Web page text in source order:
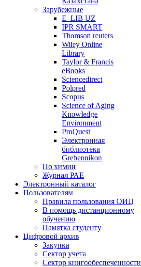
Зарубежные
E_LIB UZ
IPR SMART
Thomson reuters
Wiley Online
Library
Taylor & Francis
eBooks
Sciencedirect
Polpred
Scopus
Science of Aging
Knowledge
Environment
ProQuest
Электронная
библиотека
Grebennikon
По химии
Журнал РАЕ
Электронный каталог
Пользователям
Правила пользования ОИЦ
В помощь дистанционному
обучению
Памятка студенту
Цифровой архив
Закупка
Сектор учета
Сектор книгообеспеченности